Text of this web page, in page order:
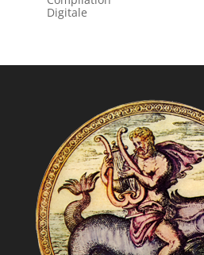
Digitale